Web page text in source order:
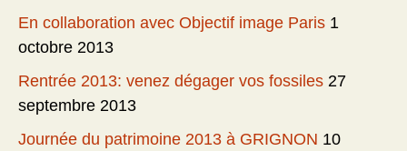
En collaboration avec Objectif image Paris 1
octobre 2013
Rentrée 2013: venez dégager vos fossiles 27
septembre 2013
Journée du patrimoine 2013 à GRIGNON 10